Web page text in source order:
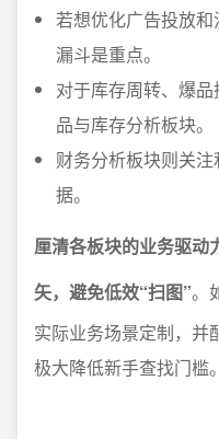
若想优化广告投放
漏斗是重点。
对于库存周转、爆
品与库存分析板块。
财务分析板块则关
据。
厘清各板块的业务驱动
矢，避免低效“扫图”。
实际业务场景定制，并
极大降低新手查找门槛。